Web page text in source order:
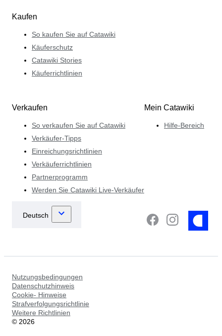
Kaufen
So kaufen Sie auf Catawiki
Käuferschutz
Catawiki Stories
Käuferrichtlinien
Verkaufen
So verkaufen Sie auf Catawiki
Verkäufer-Tipps
Einreichungsrichtlinien
Verkäuferrichtlinien
Partnerprogramm
Werden Sie Catawiki Live-Verkäufer
Mein Catawiki
Hilfe-Bereich
Nutzungsbedingungen
Datenschutzhinweis
Cookie- Hinweise
Strafverfolgungsrichtlinie
Weitere Richtlinien
© 2026